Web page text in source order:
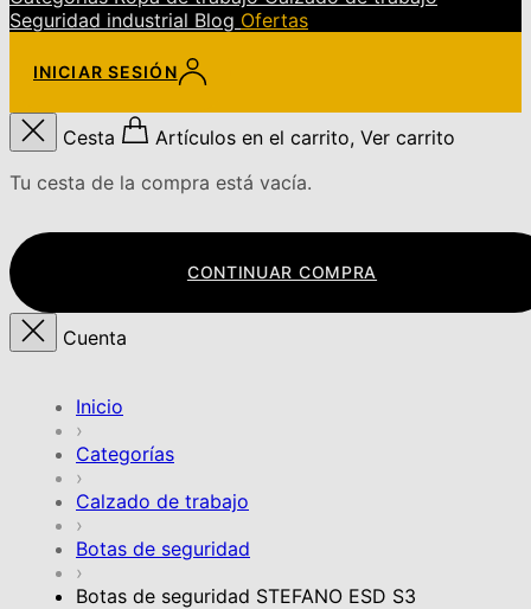
Seguridad industrial Blog Ofertas
INICIAR SESIÓN
Cesta
Artículos en el carrito, Ver carrito
Tu cesta de la compra está vacía.
CONTINUAR COMPRA
Cuenta
Inicio
›
Categorías
›
Calzado de trabajo
›
Botas de seguridad
›
Botas de seguridad STEFANO ESD S3